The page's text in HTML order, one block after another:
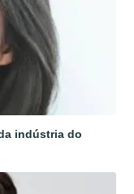
indústria do